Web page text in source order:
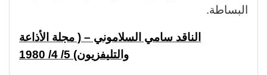
البساطة.
الناقد سامي السلاموني – ( مجلة الأذاعة
والتليفزيون) 5/ 4/ 1980